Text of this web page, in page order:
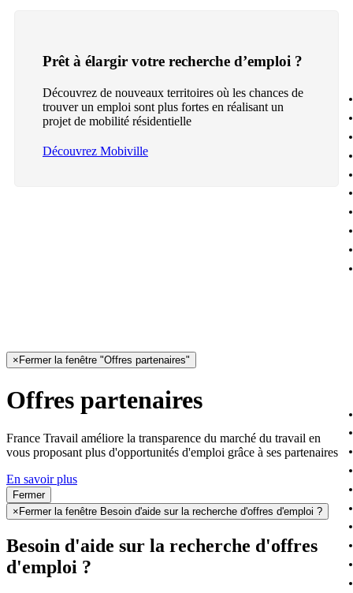
Prêt à élargir votre recherche d’emploi ?
Découvrez de nouveaux territoires où les chances de
trouver un emploi sont plus fortes en réalisant un
projet de mobilité résidentielle
Découvrez Mobiville
× Fermer la fenêtre "Offres partenaires"
Offres partenaires
France Travail améliore la transparence du marché du travail en
vous proposant plus d'opportunités d'emploi grâce à ses partenaires
En savoir plus
Fermer
× Fermer la fenêtre Besoin d'aide sur la recherche d'offres d'emploi ?
Besoin d'aide sur la recherche d'offres
d'emploi ?